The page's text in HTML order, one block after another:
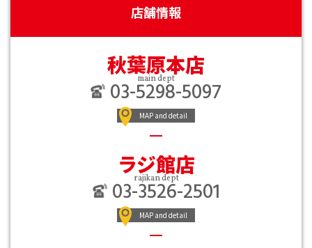
店舗情報
秋葉原本店
main dept
03-5298-5097
MAP and detail
ラジ館店
rajikan dept
03-3526-2501
MAP and detail